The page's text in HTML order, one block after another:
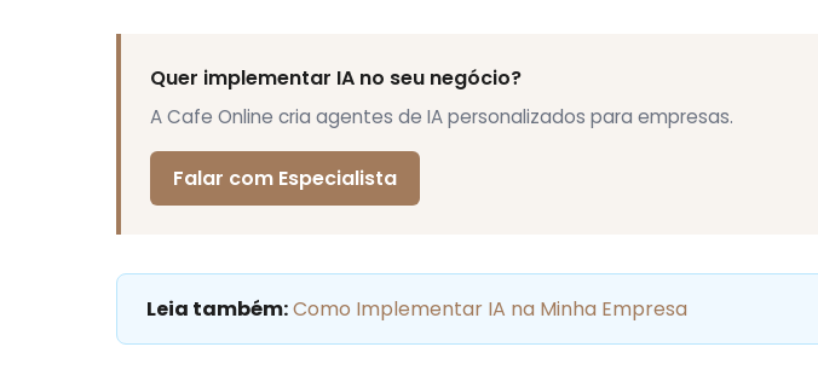
Quer implementar IA no seu negócio?
A Cafe Online cria agentes de IA personalizados para empresas.
Falar com Especialista
Leia também:Como Implementar IA na Minha Empresa